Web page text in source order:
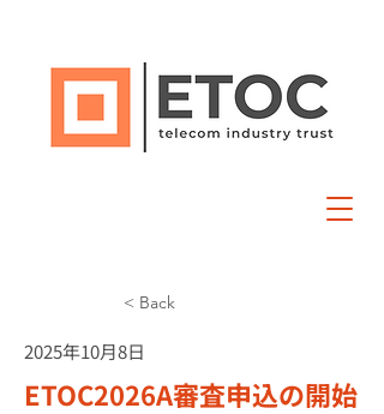
< Back
2025年10月8日
ETOC2026A審査申込の開始